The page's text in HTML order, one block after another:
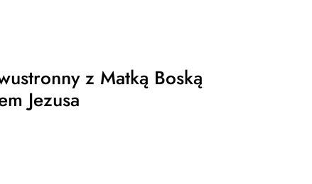
z Matką Boską
Jezusa